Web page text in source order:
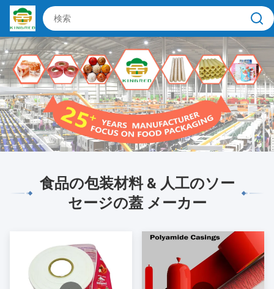
食品の包装材料 & 人工のソー
セージの蓋 メーカー